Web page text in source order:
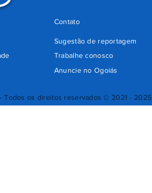
Todos os direitos reservados © 2021 - 2025
Sugestão de reportagem
Trabalhe conosco
Anuncie no Ogoiás
Contato